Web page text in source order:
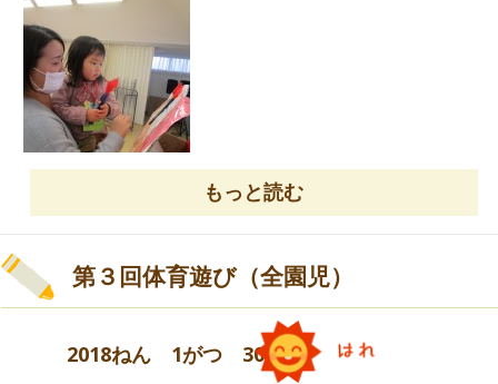
もっと読む
第３回体育遊び（全園児）
2018ねん 1がつ 30にち